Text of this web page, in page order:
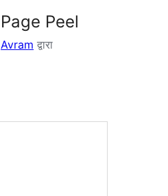
Page Peel
Avram द्वारा